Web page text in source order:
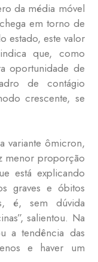
da média móvel
em torno de
estado, este valor
que, como
oportunidade de
de contágio
crescente, se
variante ômicron,
menor proporção
está explicando
graves e óbitos
é, sem dúvida
salientou. Na
a tendência das
e haver um